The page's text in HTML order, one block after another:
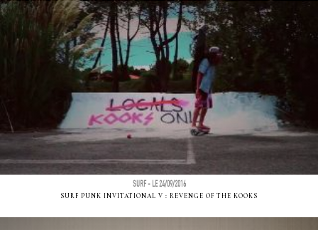
SURF - LE 24/09/2016
SURF PUNK INVITATIONAL V : REVENGE OF THE KOOKS